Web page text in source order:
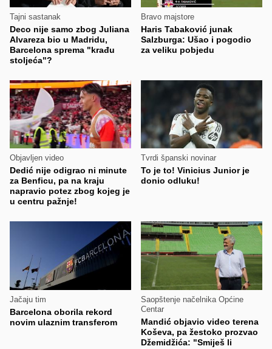
Tajni sastanak
Deco nije samo zbog Juliana
Alvareza bio u Madridu,
Barcelona sprema "krađu
stoljeća"?
Bravo majstore
Haris Tabaković junak
Salzburga: Ušao i pogodio
za veliku pobjedu
Objavljen video
Dedić nije odigrao ni minute
za Benficu, pa na kraju
napravio potez zbog kojeg je
u centru pažnje!
Tvrdi španski novinar
To je to! Vinicius Junior je
donio odluku!
Jačaju tim
Barcelona oborila rekord
novim ulaznim transferom
Saopštenje načelnika Općine
Centar
Mandić objavio video terena
Koševa, pa žestoko prozvao
Džemidžića: "Smiješ li